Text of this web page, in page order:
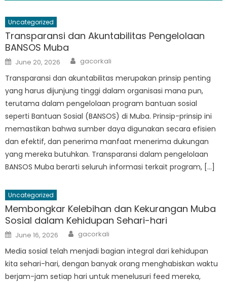
Uncategorized
Transparansi dan Akuntabilitas Pengelolaan
BANSOS Muba
Posted
on
June 20, 2026 Author
gacorkali
Transparansi dan akuntabilitas merupakan prinsip penting
yang harus dijunjung tinggi dalam organisasi mana pun,
terutama dalam pengelolaan program bantuan sosial
seperti Bantuan Sosial (BANSOS) di Muba. Prinsip-prinsip ini
memastikan bahwa sumber daya digunakan secara efisien
dan efektif, dan penerima manfaat menerima dukungan
yang mereka butuhkan. Transparansi dalam pengelolaan
BANSOS Muba berarti seluruh informasi terkait program, […]
Uncategorized
Membongkar Kelebihan dan Kekurangan Muba
Sosial dalam Kehidupan Sehari-hari
Posted
on
June 16, 2026 Author
gacorkali
Media sosial telah menjadi bagian integral dari kehidupan
kita sehari-hari, dengan banyak orang menghabiskan waktu
berjam-jam setiap hari untuk menelusuri feed mereka,